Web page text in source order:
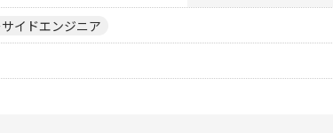
イドエンジニア